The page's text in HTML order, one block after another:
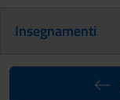
Insegnamenti